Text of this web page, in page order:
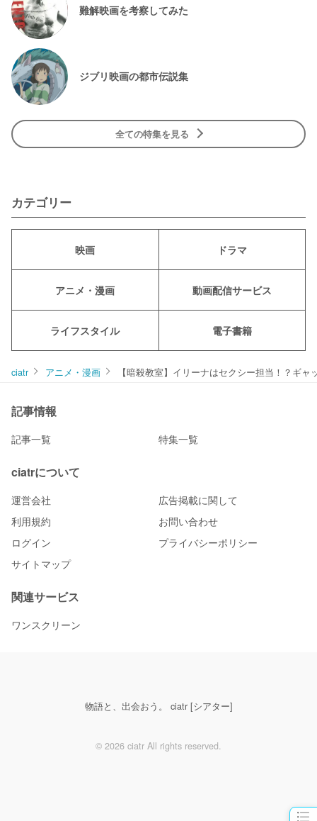
難解映画を考察してみた
ジブリ映画の都市伝説集
全ての特集を見る
カテゴリー
映画 ドラマ
アニメ・漫画 動画配信サービス
ライフスタイル 電子書籍
ciatr アニメ・漫画 【暗殺教室】イリーナはセクシー担当！？ギ
記事情報
記事一覧 特集一覧
ciatrについて
運営会社
広告掲載に関して
利用規約
お問い合わせ
ログイン
プライバシーポリシー
サイトマップ
関連サービス
ワンスクリーン
物語と、出会おう。 ciatr [シアター]
© 2026 ciatr All rights reserved.